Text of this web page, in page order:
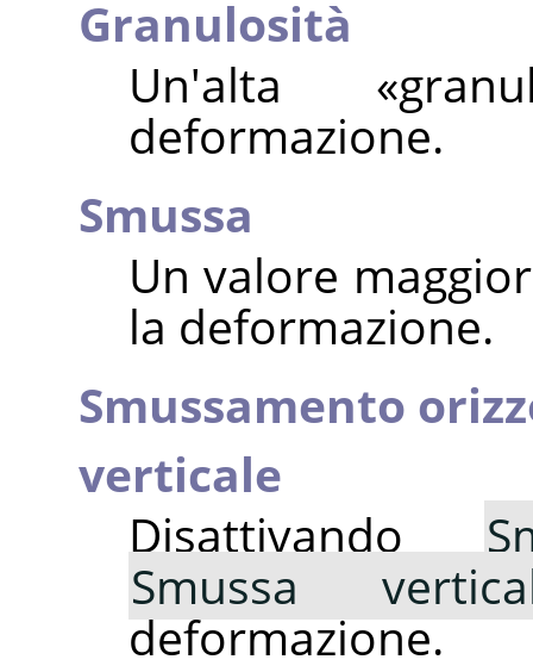
Granulosità
Un'alta «
deformazione.
Smussa
Un valore
la deformazione.
Smussamento
verticale
Disattivando
Smussa
deformazione.